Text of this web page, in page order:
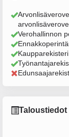
Verohallinnon
Kaupparekisteri
Taloustiedot